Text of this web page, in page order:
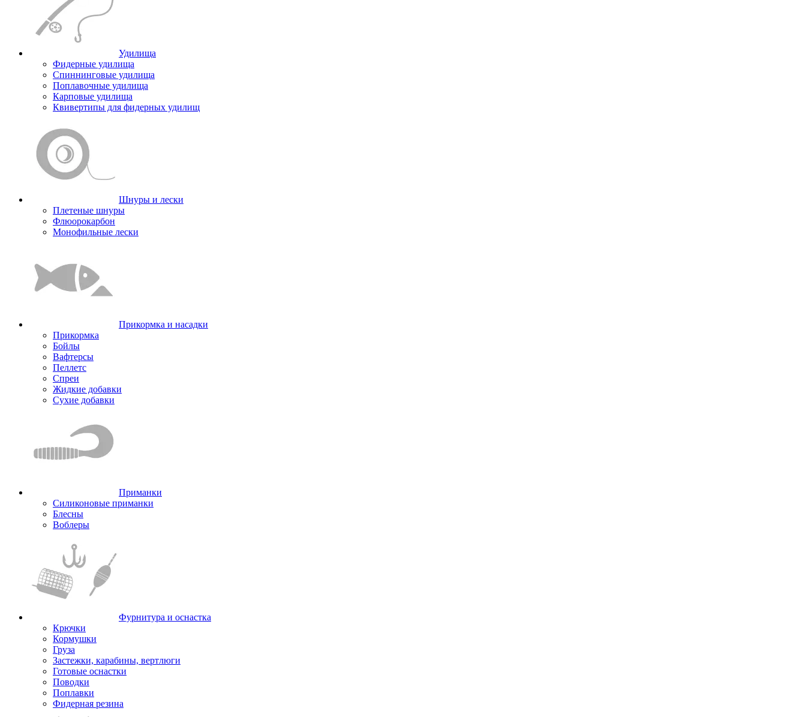
Удилища
Фидерные удилища
Спиннинговые удилища
Поплавочные удилища
Карповые удилища
Квивертипы для фидерных удилищ
Шнуры и лески
Плетеные шнуры
Флюорокарбон
Монофильные лески
Прикормка и насадки
Прикормка
Бойлы
Вафтерсы
Пеллетс
Спреи
Жидкие добавки
Сухие добавки
Приманки
Силиконовые приманки
Блесны
Воблеры
Фурнитура и оснастка
Крючки
Кормушки
Груза
Застежки, карабины, вертлюги
Готовые оснастки
Поводки
Поплавки
Фидерная резина